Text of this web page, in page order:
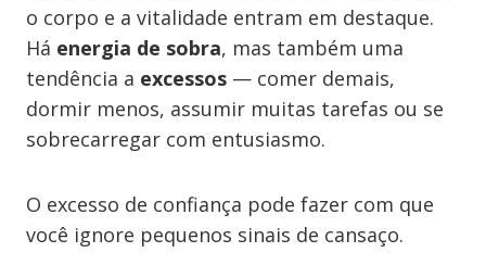
o corpo e a vitalidade entram em destaque.
Há energia de sobra, mas também uma
tendência a excessos — comer demais,
dormir menos, assumir muitas tarefas ou se
sobrecarregar com entusiasmo.
O excesso de confiança pode fazer com que
você ignore pequenos sinais de cansaço.